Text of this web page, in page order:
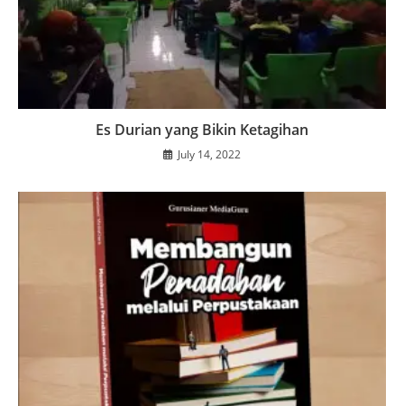
Es Durian yang Bikin Ketagihan
July 14, 2022